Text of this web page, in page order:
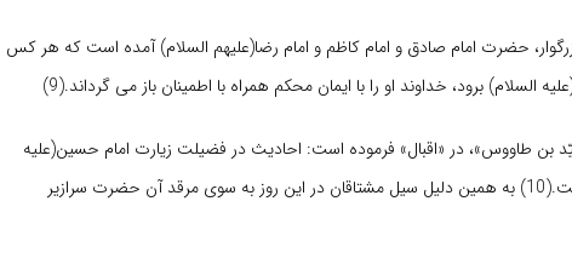
حضرت امام صادق و امام کاظم و امام رضا(علیهم السلام)آمده است که هر کس
السلام) برود، خداوند او را با ایمان محکم همراه با اطمینان باز مى گرداند.(9)
بن طاووس»، در «اقبال» فرموده است: احادیث در فضیلت زیارت امام حسین(علیه
در روز عرفه، متواتر است.(10) به همین دلیل سیل مشتاقان در این روز به سوى مرقد آن حضرت سرازیر